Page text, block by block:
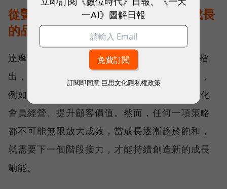
從聲量、流量到存量，打造會持續成長
的品牌飛輪
達摩媒體暨影領國際執行長林合政（Adam）指
出，企業在不同成長階段都有明確的經營目標，
例如建立品牌聲量、透過廣告帶動流量，或深化
會員經營、提升顧客價值。然而，任何一項策略
都不可能無限放大成效，當成長逐漸趨於飽和，
就需要下一個階段接力，才能持續創造新的成長
動能。
一AI》圖解日報
訂閱即同意 巨思文化隱私權政策